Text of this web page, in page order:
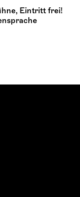
Eintritt frei!